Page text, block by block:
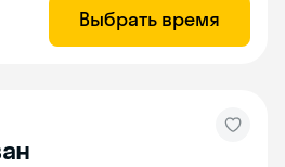
Выбрать время